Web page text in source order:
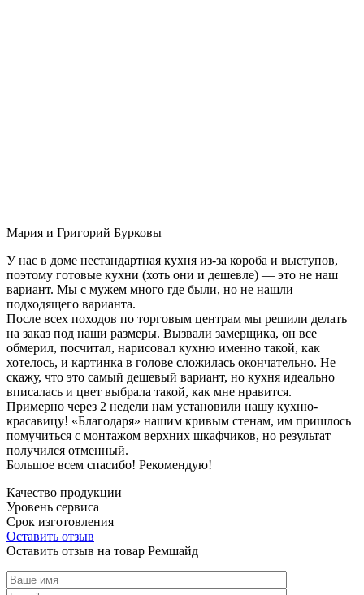
Мария и Григорий Бурковы
У нас в доме нестандартная кухня из-за короба и выступов,
поэтому готовые кухни (хоть они и дешевле) — это не наш
вариант. Мы с мужем много где были, но не нашли
подходящего варианта.
После всех походов по торговым центрам мы решили делать
на заказ под наши размеры. Вызвали замерщика, он все
обмерил, посчитал, нарисовал кухню именно такой, как
хотелось, и картинка в голове сложилась окончательно. Не
скажу, что это самый дешевый вариант, но кухня идеально
вписалась и цвет выбрала такой, как мне нравится.
Примерно через 2 недели нам установили нашу кухню-
красавицу! «Благодаря» нашим кривым стенам, им пришлось
помучиться с монтажом верхних шкафчиков, но результат
получился отменный.
Большое всем спасибо! Рекомендую!
Качество продукции
Уровень сервиса
Срок изготовления
Оставить отзыв
Оставить отзыв на товар Ремшайд